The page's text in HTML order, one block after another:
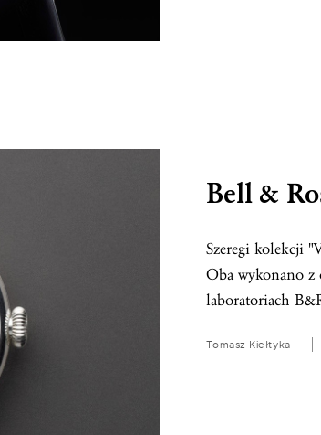
Bell &
Szeregi kolekcji
Oba wykonano z
laboratoriach
Tomasz Kiełtyka